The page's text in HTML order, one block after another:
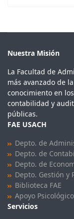
Nuestra Misión
La Facultad de
más avanzado de
conocimiento en
contabilidad y
públicas.
FAE USACH
Depto. de
Depto. de
Depto. de
Depto. Gestión y
Biblioteca FAE
Apoyo Psicológico
Servicios